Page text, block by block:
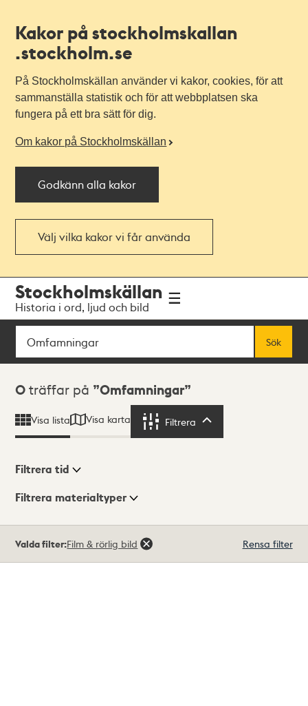
Kakor på stockholmskallan
.stockholm.se
På Stockholmskällan använder vi kakor, cookies, för att
sammanställa statistik och för att webbplatsen ska
fungera på ett bra sätt för dig.
Om kakor på Stockholmskällan
Godkänn alla kakor
Välj vilka kakor vi får använda
navigationen
huvudinnehållet
Stockholmskällan
Historia i ord, ljud och bild
Sök
Sök
Sökresultat
0 träffar på Omfamningar
Visa lista Visa karta Filtrera
Visningsläge
Filtrera tid
Filtrera materialtyper
träffar
Valda filter:Film & rörlig bild Rensa filter